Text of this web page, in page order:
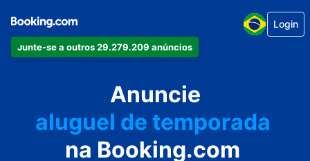
Junte-se a outros 29.279.209 anúncios
Login
Anuncie
seu apartamento
seu hotel
aluguel de temporada
sua pousada
na Booking.com